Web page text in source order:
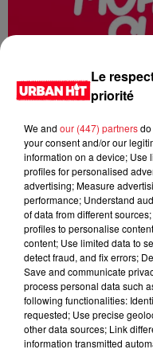
0:00
23 juin 2026 - 1 min 26
MORNING SHOW
Le
priorité
We and our (447) partners
your consent and/or our
information on a device; Use
profiles for personalised
advertising; Measure
performance; Understand
of data from different
profiles to personalise
content; Use limited data to
detect fraud, and fix errors;
Save and communicate
process personal data such
following functionalities:
requested; Use precise
other data sources; Link
information transmitted